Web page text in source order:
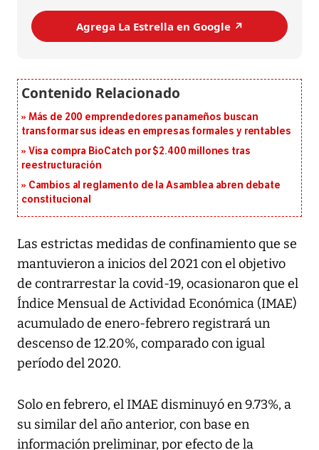
Agrega La Estrella en Google ↗️
Más de 200 emprendedores panameños buscan
transformar sus ideas en empresas formales y rentables
Visa compra BioCatch por $2.400 millones tras
reestructuración
Cambios al reglamento de la Asamblea abren debate
constitucional
Las estrictas medidas de confinamiento que se
mantuvieron a inicios del 2021 con el objetivo
de contrarrestar la covid-19, ocasionaron que el
Índice Mensual de Actividad Económica (IMAE)
acumulado de enero-febrero registrará un
descenso de 12.20%, comparado con igual
período del 2020.
Solo en febrero, el IMAE disminuyó en 9.73%, a
su similar del año anterior, con base en
información preliminar, por efecto de la